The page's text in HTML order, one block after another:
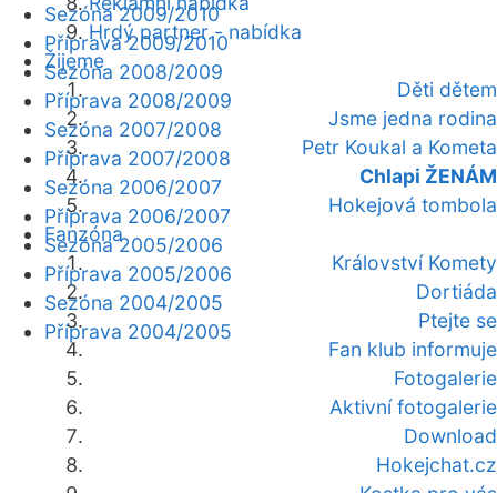
Hrdý partner - nabídka
Žijeme
Děti dětem
Jsme jedna rodina
Petr Koukal a Kometa
Chlapi ŽENÁM
Hokejová tombola
Fanzóna
Království Komety
Dortiáda
Ptejte se
Fan klub informuje
Fotogalerie
Aktivní fotogalerie
Download
Hokejchat.cz
Sezóna 2009/2010
Příprava 2009/2010
Sezóna 2008/2009
Příprava 2008/2009
Sezóna 2007/2008
Příprava 2007/2008
Sezóna 2006/2007
Příprava 2006/2007
Sezóna 2005/2006
Příprava 2005/2006
Sezóna 2004/2005
Příprava 2004/2005